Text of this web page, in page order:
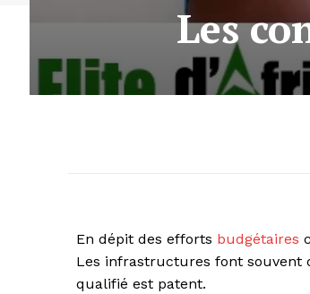
Les
En dépit des efforts budgétaires
Les infrastructures font souvent
qualifié est patent.